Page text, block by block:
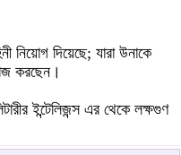
নিয়োগ দিয়েছে; যারা উনাকে
করছেন।
ইন্টেলিজন্স এর থেকে লক্ষগুণ